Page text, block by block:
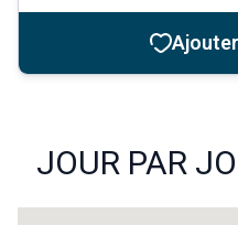
JOUR PAR